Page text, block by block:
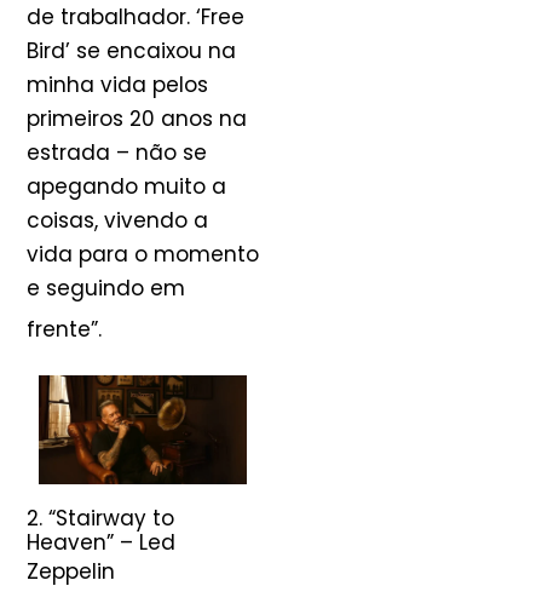
de trabalhador. ‘Free
Bird’ se encaixou na
minha vida pelos
primeiros 20 anos na
estrada – não se
apegando muito a
coisas, vivendo a
vida para o momento
e seguindo em
frente”.
2. “Stairway to
Heaven” – Led
Zeppelin